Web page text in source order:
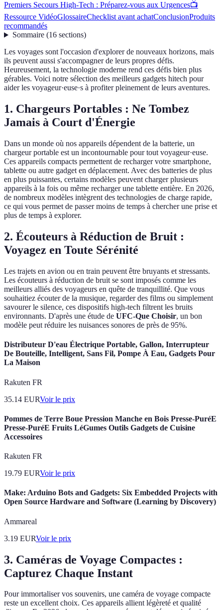
Premiers Secours High-Tech : Préparez-vous aux Urgences📺
Ressource VidéoGlossaireChecklist avant achatConclusionProduits
recommandés
Sommaire(16 sections)
Les voyages sont l'occasion d'explorer de nouveaux horizons, mais
ils peuvent aussi s'accompagner de leurs propres défis.
Heureusement, la technologie moderne rend ces défis bien plus
gérables. Voici notre sélection des meilleurs gadgets hitech pour
aider les voyageur·euse·s à profiter pleinement de leurs aventures.
1. Chargeurs Portables : Ne Tombez
Jamais à Court d'Énergie
Dans un monde où nos appareils dépendent de la batterie, un
chargeur portable est un incontournable pour tout voyageur·euse.
Ces appareils compacts permettent de recharger votre smartphone,
tablette ou autre gadget en déplacement. Avec des batteries de plus
en plus puissantes, certains modèles peuvent charger plusieurs
appareils à la fois ou même recharger une tablette entière. En 2026,
de nombreux modèles intègrent des technologies de charge rapide,
ce qui vous permet de passer moins de temps à chercher une prise et
plus de temps à explorer.
2. Écouteurs à Réduction de Bruit :
Voyagez en Toute Sérénité
Les trajets en avion ou en train peuvent être bruyants et stressants.
Les écouteurs à réduction de bruit se sont imposés comme les
meilleurs alliés des voyageurs en quête de tranquillité. Que vous
souhaitiez écouter de la musique, regarder des films ou simplement
savourer le silence, ces dispositifs high-tech filtrent les bruits
environnants. D'après une étude de UFC-Que Choisir, un bon
modèle peut réduire les nuisances sonores de près de 95%.
Distributeur D'eau Électrique Portable, Gallon, Interrupteur
De Bouteille, Intelligent, Sans Fil, Pompe À Eau, Gadgets Pour
La Maison
Rakuten FR
35.14 EURVoir le prix
Pommes de Terre Boue Pression Manche en Bois Presse-PuréE
Presse-PuréE Fruits LéGumes Outils Gadgets de Cuisine
Accessoires
Rakuten FR
19.79 EURVoir le prix
Make: Arduino Bots and Gadgets: Six Embedded Projects with
Open Source Hardware and Software (Learning by Discovery)
Ammareal
3.19 EURVoir le prix
3. Caméras de Voyage Compactes :
Capturez Chaque Instant
Pour immortaliser vos souvenirs, une caméra de voyage compacte
reste un excellent choix. Ces appareils allient légèreté et qualité